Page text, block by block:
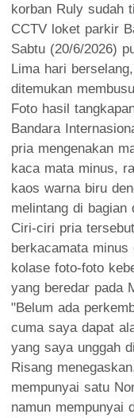
korban Ruly sudah
CCTV loket parkir
Sabtu (20/6/2026)
Lima hari
ditemukan
Foto hasil
Bandara
pria mengenakan
kaca mata minus,
kaos warna biru
melintang di bagian
Ciri-ciri pria
berkacamata
kolase foto-foto
yang beredar pada
"Belum ada
cuma saya dapat
yang saya unggah
Risang
mempunyai satu
namun mempunyai